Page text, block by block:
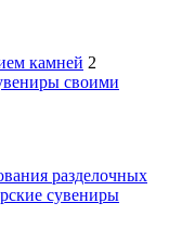
камней 2
своими
разделочных
сувениры